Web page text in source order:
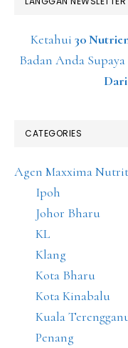
Ketahui 30
Badan Anda Supaya
CATEGORIES
Agen Maxxima
Ipoh
Johor Bharu
KL
Klang
Kota Bharu
Kota Kinabalu
Kuala
Penang